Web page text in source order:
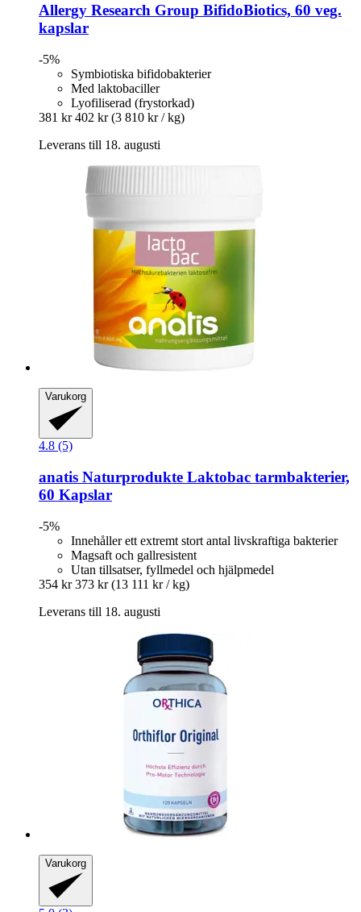
Allergy Research Group BifidoBiotics, 60 veg.
kapslar
-5%
Symbiotiska bifidobakterier
Med laktobaciller
Lyofiliserad (frystorkad)
381 kr 402 kr (3 810 kr / kg)
Leverans till 18. augusti
Varukorg
4.8 (5)
anatis Naturprodukte Laktobac tarmbakterier,
60 Kapslar
-5%
Innehåller ett extremt stort antal livskraftiga bakterier
Magsaft och gallresistent
Utan tillsatser, fyllmedel och hjälpmedel
354 kr 373 kr (13 111 kr / kg)
Leverans till 18. augusti
Varukorg